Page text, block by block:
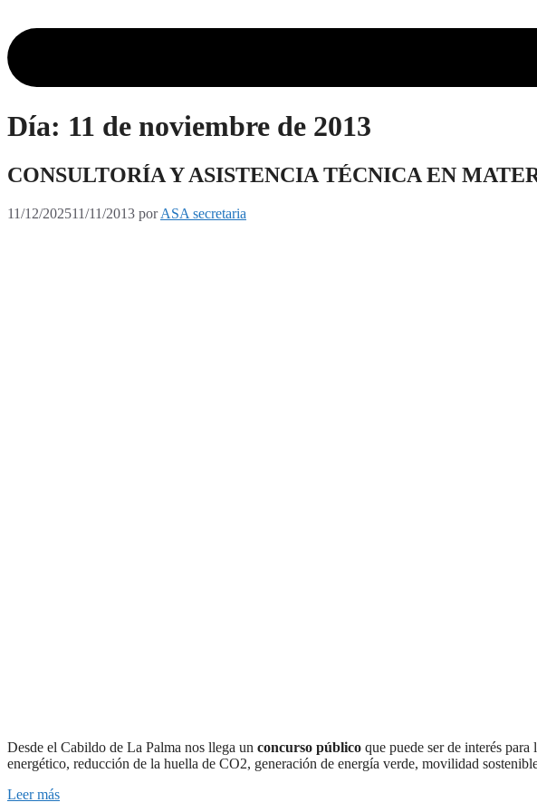
Día: 11 de noviembre de 2013
CONSULTORÍA Y ASISTENCIA TÉCNICA EN
11/12/202511/11/2013 porASA secretaria
Desde el Cabildo de La Palma nos llega un concurso público que puede ser de interés
energético, reducción de la huella de CO2, generación de energía verde, movilidad
Leer más